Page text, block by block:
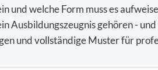
und welche Form muss es
Ausbildungszeugnis gehören -
und vollständige Muster für